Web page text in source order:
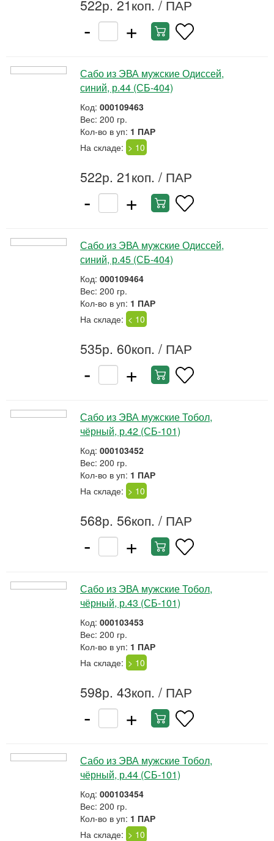
522р. 21коп. / ПАР
- +
Сабо из ЭВА мужские Одиссей,
синий, р.44 (СБ-404)
Код: 000109463
Вес: 200 гр.
Кол-во в уп: 1 ПАР
На складе: > 10
522р. 21коп. / ПАР
- +
Сабо из ЭВА мужские Одиссей,
синий, р.45 (СБ-404)
Код: 000109464
Вес: 200 гр.
Кол-во в уп: 1 ПАР
На складе: < 10
535р. 60коп. / ПАР
- +
Сабо из ЭВА мужские Тобол,
чёрный, р.42 (СБ-101)
Код: 000103452
Вес: 200 гр.
Кол-во в уп: 1 ПАР
На складе: > 10
568р. 56коп. / ПАР
- +
Сабо из ЭВА мужские Тобол,
чёрный, р.43 (СБ-101)
Код: 000103453
Вес: 200 гр.
Кол-во в уп: 1 ПАР
На складе: > 10
598р. 43коп. / ПАР
- +
Сабо из ЭВА мужские Тобол,
чёрный, р.44 (СБ-101)
Код: 000103454
Вес: 200 гр.
Кол-во в уп: 1 ПАР
На складе: > 10